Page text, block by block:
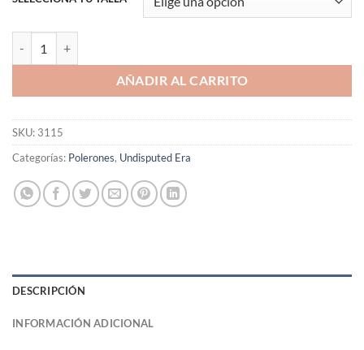
AÑADIR AL CARRITO
SKU: 3115
Categorías: Polerones, Undisputed Era
DESCRIPCIÓN
INFORMACIÓN ADICIONAL